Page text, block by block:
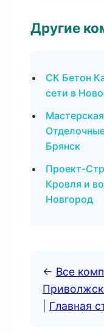
Другие
СК Бетон
сети в
Брянск
Проект-
Кровля и
Новгород
← Все
Главная